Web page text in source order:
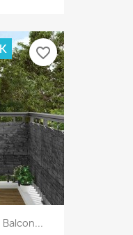
favorite_border